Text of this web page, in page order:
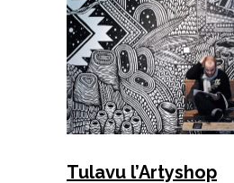
Tulavu l’Artyshop